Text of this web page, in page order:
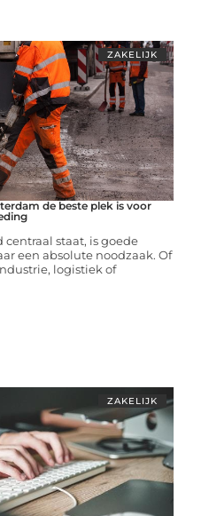
ZAKELIJK
de beste plek is voor
staat, is goede
een absolute noodzaak. Of
logistiek of
ZAKELIJK